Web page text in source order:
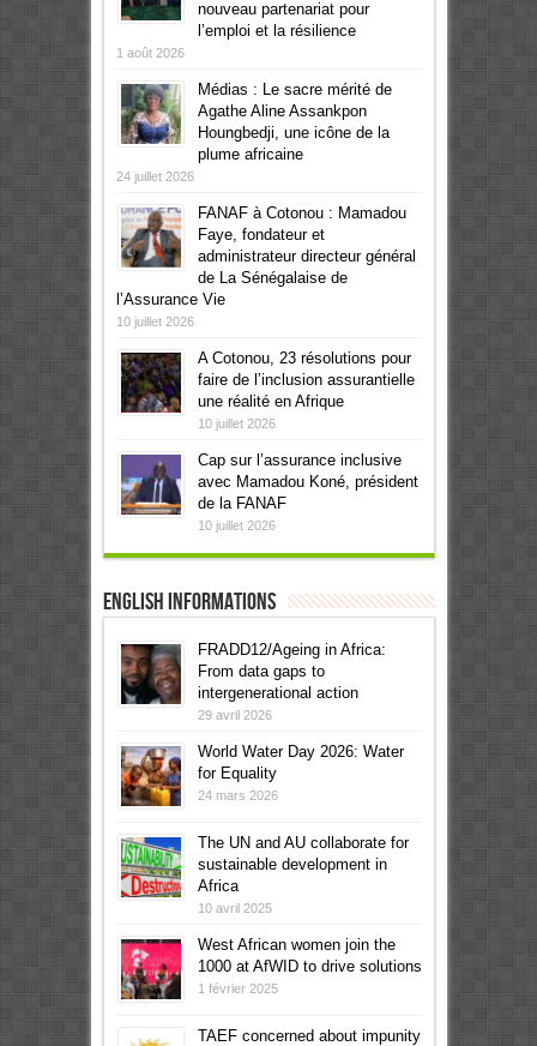
nouveau partenariat pour
l’emploi et la résilience
1 août 2026
Médias : Le sacre mérité de
Agathe Aline Assankpon
Houngbedji, une icône de la
plume africaine
24 juillet 2026
FANAF à Cotonou : Mamadou
Faye, fondateur et
administrateur directeur général
de La Sénégalaise de
l’Assurance Vie
10 juillet 2026
A Cotonou, 23 résolutions pour
faire de l’inclusion assurantielle
une réalité en Afrique
10 juillet 2026
Cap sur l’assurance inclusive
avec Mamadou Koné, président
de la FANAF
10 juillet 2026
English informations
FRADD12/Ageing in Africa:
From data gaps to
intergenerational action
29 avril 2026
World Water Day 2026: Water
for Equality
24 mars 2026
The UN and AU collaborate for
sustainable development in
Africa
10 avril 2025
West African women join the
1000 at AfWID to drive solutions
1 février 2025
TAEF concerned about impunity